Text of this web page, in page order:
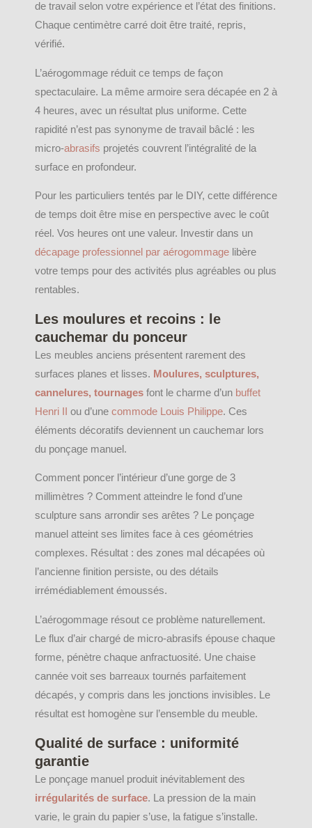
de travail selon votre expérience et l’état des finitions.
Chaque centimètre carré doit être traité, repris,
vérifié.
L’aérogommage réduit ce temps de façon
spectaculaire. La même armoire sera décapée en 2 à
4 heures, avec un résultat plus uniforme. Cette
rapidité n’est pas synonyme de travail bâclé : les
micro-abrasifs projetés couvrent l’intégralité de la
surface en profondeur.
Pour les particuliers tentés par le DIY, cette différence
de temps doit être mise en perspective avec le coût
réel. Vos heures ont une valeur. Investir dans un
décapage professionnel par aérogommage libère
votre temps pour des activités plus agréables ou plus
rentables.
Les moulures et recoins : le
cauchemar du ponceur
Les meubles anciens présentent rarement des
surfaces planes et lisses. Moulures, sculptures,
cannelures, tournages font le charme d’un buffet
Henri II
ou d’une commode Louis Philippe. Ces
éléments décoratifs deviennent un cauchemar lors
du ponçage manuel.
Comment poncer l’intérieur d’une gorge de 3
millimètres ? Comment atteindre le fond d’une
sculpture sans arrondir ses arêtes ? Le ponçage
manuel atteint ses limites face à ces géométries
complexes. Résultat : des zones mal décapées où
l’ancienne finition persiste, ou des détails
irrémédiablement émoussés.
L’aérogommage résout ce problème naturellement.
Le flux d’air chargé de micro-abrasifs épouse chaque
forme, pénètre chaque anfractuosité. Une chaise
cannée voit ses barreaux tournés parfaitement
décapés, y compris dans les jonctions invisibles. Le
résultat est homogène sur l’ensemble du meuble.
Qualité de surface : uniformité
garantie
Le ponçage manuel produit inévitablement des
irrégularités de surface. La pression de la main
varie, le grain du papier s’use, la fatigue s’installe.